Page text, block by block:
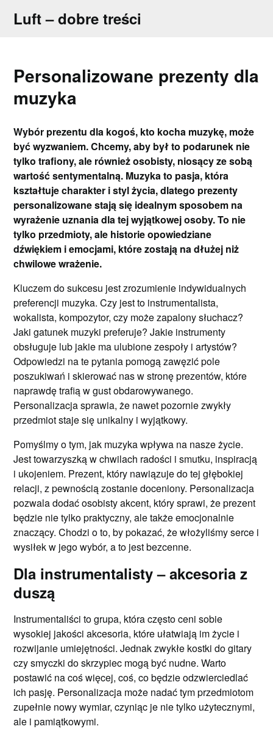
Luft – dobre treści
Personalizowane prezenty dla
muzyka
Wybór prezentu dla kogoś, kto kocha muzykę, może
być wyzwaniem. Chcemy, aby był to podarunek nie
tylko trafiony, ale również osobisty, niosący ze sobą
wartość sentymentalną. Muzyka to pasja, która
kształtuje charakter i styl życia, dlatego prezenty
personalizowane stają się idealnym sposobem na
wyrażenie uznania dla tej wyjątkowej osoby. To nie
tylko przedmioty, ale historie opowiedziane
dźwiękiem i emocjami, które zostają na dłużej niż
chwilowe wrażenie.
Kluczem do sukcesu jest zrozumienie indywidualnych
preferencji muzyka. Czy jest to instrumentalista,
wokalista, kompozytor, czy może zapalony słuchacz?
Jaki gatunek muzyki preferuje? Jakie instrumenty
obsługuje lub jakie ma ulubione zespoły i artystów?
Odpowiedzi na te pytania pomogą zawęzić pole
poszukiwań i skierować nas w stronę prezentów, które
naprawdę trafią w gust obdarowywanego.
Personalizacja sprawia, że nawet pozornie zwykły
przedmiot staje się unikalny i wyjątkowy.
Pomyślmy o tym, jak muzyka wpływa na nasze życie.
Jest towarzyszką w chwilach radości i smutku, inspiracją
i ukojeniem. Prezent, który nawiązuje do tej głębokiej
relacji, z pewnością zostanie doceniony. Personalizacja
pozwala dodać osobisty akcent, który sprawi, że prezent
będzie nie tylko praktyczny, ale także emocjonalnie
znaczący. Chodzi o to, by pokazać, że włożyliśmy serce i
wysiłek w jego wybór, a to jest bezcenne.
Dla instrumentalisty – akcesoria z
duszą
Instrumentaliści to grupa, która często ceni sobie
wysokiej jakości akcesoria, które ułatwiają im życie i
rozwijanie umiejętności. Jednak zwykłe kostki do gitary
czy smyczki do skrzypiec mogą być nudne. Warto
postawić na coś więcej, coś, co będzie odzwierciedlać
ich pasję. Personalizacja może nadać tym przedmiotom
zupełnie nowy wymiar, czyniąc je nie tylko użytecznymi,
ale i pamiątkowymi.